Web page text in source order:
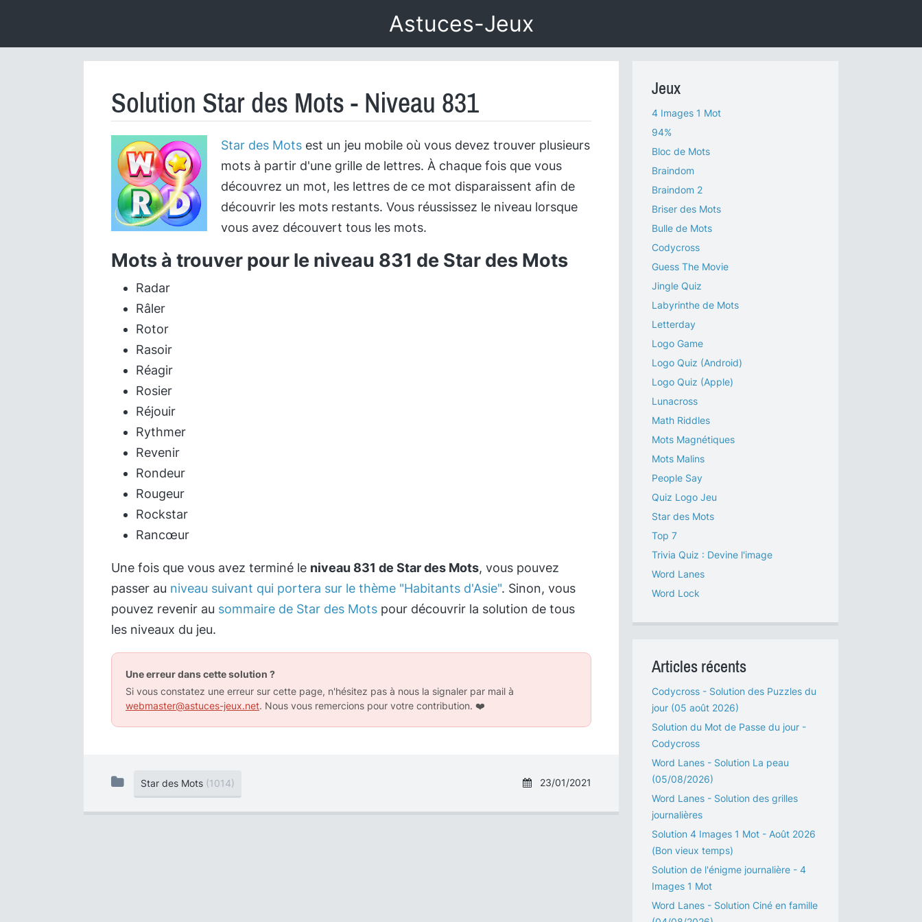
Astuces-Jeux
Solution Star des Mots - Niveau 831
Star des Mots est un jeu mobile où vous devez trouver plusieurs
mots à partir d'une grille de lettres. À chaque fois que vous
découvrez un mot, les lettres de ce mot disparaissent afin de
découvrir les mots restants. Vous réussissez le niveau lorsque
vous avez découvert tous les mots.
Mots à trouver pour le niveau 831 de Star des Mots
Radar
Râler
Rotor
Rasoir
Réagir
Rosier
Réjouir
Rythmer
Revenir
Rondeur
Rougeur
Rockstar
Rancœur
Une fois que vous avez terminé le niveau 831 de Star des Mots, vous pouvez
passer au niveau suivant qui portera sur le thème "Habitants d'Asie". Sinon, vous
pouvez revenir au sommaire de Star des Mots pour découvrir la solution de tous
les niveaux du jeu.
Une erreur dans cette solution ?
Si vous constatez une erreur sur cette page, n'hésitez pas à nous la signaler par mail à
webmaster@astuces-jeux.net. Nous vous remercions pour votre contribution. ❤️
23/01/2021
Star des Mots (1014)
Jeux
4 Images 1 Mot
94%
Bloc de Mots
Braindom
Braindom 2
Briser des Mots
Bulle de Mots
Codycross
Guess The Movie
Jingle Quiz
Labyrinthe de Mots
Letterday
Logo Game
Logo Quiz (Android)
Logo Quiz (Apple)
Lunacross
Math Riddles
Mots Magnétiques
Mots Malins
People Say
Quiz Logo Jeu
Star des Mots
Top 7
Trivia Quiz : Devine l'image
Word Lanes
Word Lock
Articles récents
Codycross - Solution des Puzzles du
jour (05 août 2026)
Solution du Mot de Passe du jour -
Codycross
Word Lanes - Solution La peau
(05/08/2026)
Word Lanes - Solution des grilles
journalières
Solution 4 Images 1 Mot - Août 2026
(Bon vieux temps)
Solution de l'énigme journalière - 4
Images 1 Mot
Word Lanes - Solution Ciné en famille